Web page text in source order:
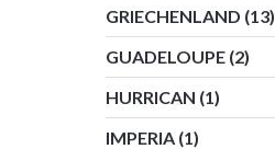
GRIECHENLAND (13)
GUADELOUPE (2)
HURRICAN (1)
IMPERIA (1)